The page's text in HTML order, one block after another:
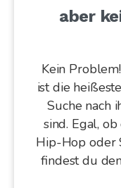
aber
Kein
ist die
Suche nach
sind. Egal,
Hip-Hop oder
findest du